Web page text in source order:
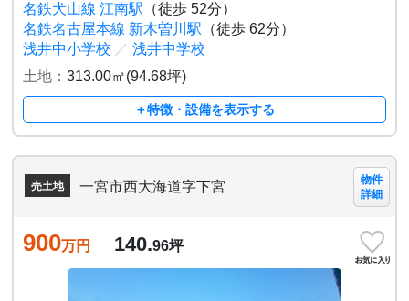
名鉄犬山線 江南駅 （徒歩 52分）
名鉄名古屋本線 新木曽川駅 （徒歩 62分）
浅井中小学校 ／ 浅井中学校
土地：313.00㎡(94.68坪)
＋特徴・設備を表示する
売土地 一宮市西大海道字下宮
物件
詳細
900万円 140.96坪